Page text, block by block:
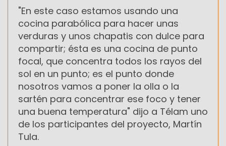
"En este caso estamos usando una
cocina parabólica para hacer unas
verduras y unos chapatis con dulce para
compartir; ésta es una cocina de punto
focal, que concentra todos los rayos del
sol en un punto; es el punto donde
nosotros vamos a poner la olla o la
sartén para concentrar ese foco y tener
una buena temperatura" dijo a Télam uno
de los participantes del proyecto, Martín
Tula.